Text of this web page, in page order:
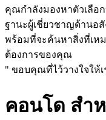
คุณกำลังมองหาตัวเลือ
ฐานะผู้เชี่ยวชาญด้านอสั
พร้อมที่จะค้นหาสิ่งที่เห
ต้องการของคุณ
" ขอบคุณที่ไว้วางใจให้
คอนโด สำ